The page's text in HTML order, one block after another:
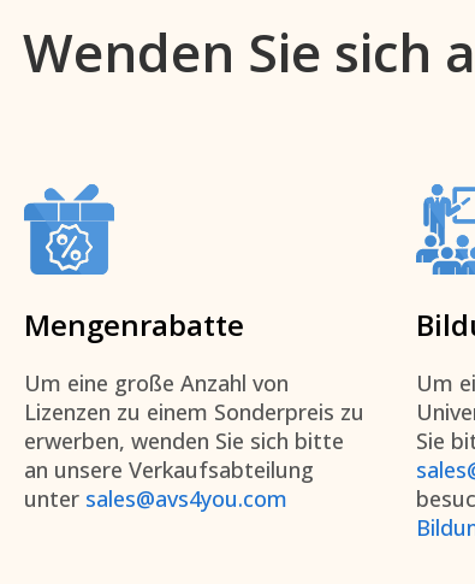
Wenden Sie sich
Mengenrabatte
Um eine große Anzahl von
Lizenzen zu einem Sonderpreis zu
erwerben, wenden Sie sich bitte
an unsere Verkaufsabteilung
unter sales@avs4you.com
Um
Sie